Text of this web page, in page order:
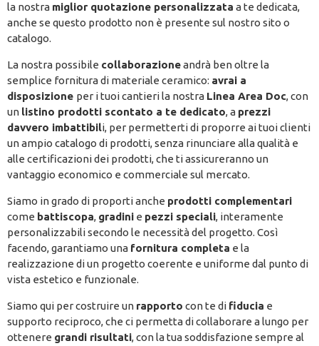
la nostra miglior quotazione personalizzata a te dedicata,
anche se questo prodotto non è presente sul nostro sito o
catalogo.
La nostra possibile collaborazioneandrà ben oltre la
semplice fornitura di materiale ceramico: avrai a
disposizione per i tuoi cantieri la nostra Linea Area Doc, con
un listino prodotti scontato a te dedicato, a prezzi
davvero imbattibili, per permetterti di proporre ai tuoi clienti
un ampio catalogo di prodotti, senza rinunciare alla qualità e
alle certificazioni dei prodotti, che ti assicureranno un
vantaggio economico e commerciale sul mercato.
Siamo in grado di proporti anche prodotti complementari
come battiscopa, gradini e pezzi speciali, interamente
personalizzabili secondo le necessità del progetto. Così
facendo, garantiamo una fornitura completa e la
realizzazione di un progetto coerente e uniforme dal punto di
vista estetico e funzionale.
Siamo qui per costruire un rapporto con te di fiducia e
supporto reciproco, che ci permetta di collaborare a lungo per
ottenere grandi risultati, con la tua soddisfazione sempre al